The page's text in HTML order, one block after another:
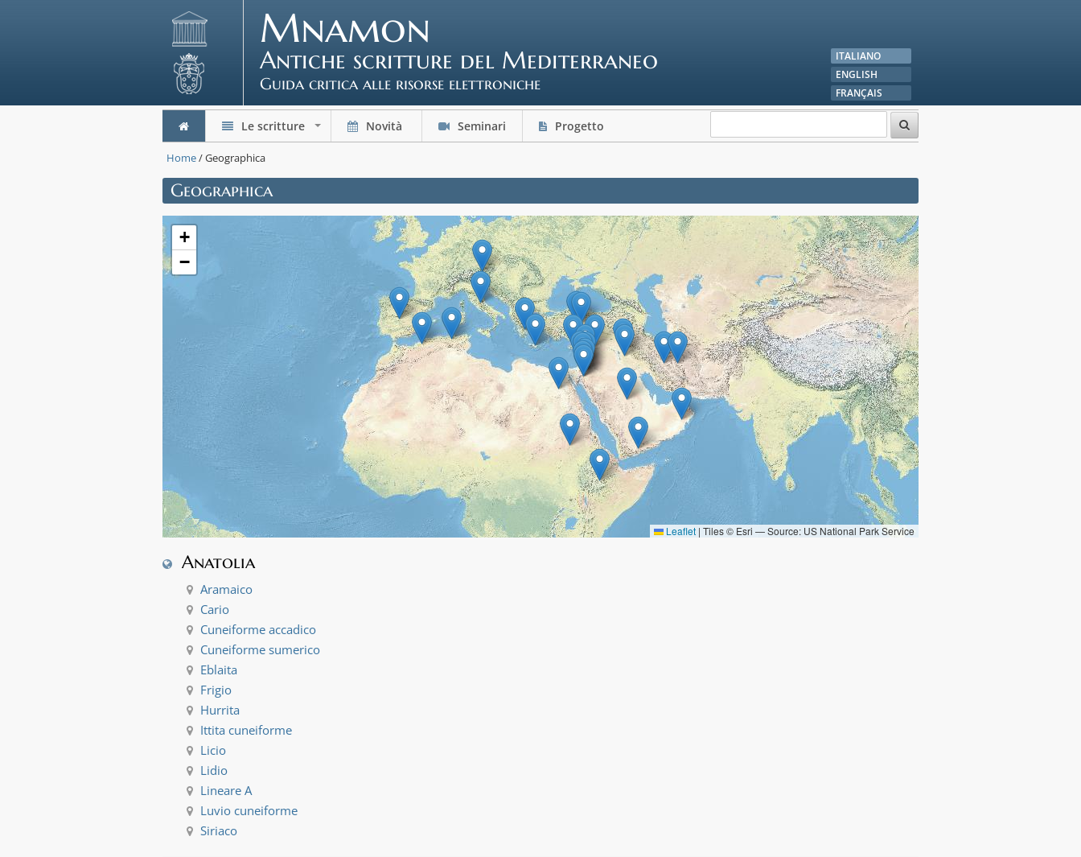
Mnamon
Antiche scritture del Mediterraneo
Guida critica alle risorse elettroniche
ITALIANO
ENGLISH
FRANÇAIS
Le scritture Novità Seminari Progetto
Home/ Geographica
Geographica
+
−
Leaflet | Tiles © Esri — Source: US National Park Service
Anatolia
Aramaico
Cario
Cuneiforme accadico
Cuneiforme sumerico
Eblaita
Frigio
Hurrita
Ittita cuneiforme
Licio
Lidio
Lineare A
Luvio cuneiforme
Siriaco